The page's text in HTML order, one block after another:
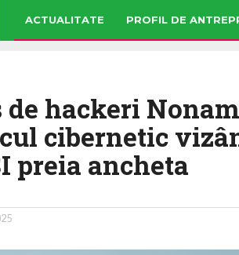
ACTUALITATE PROFIL DE
hackeri
cibernetic
preia ancheta